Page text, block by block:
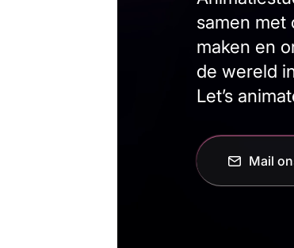
samen met
maken en
de wereld
Let’s
Mail